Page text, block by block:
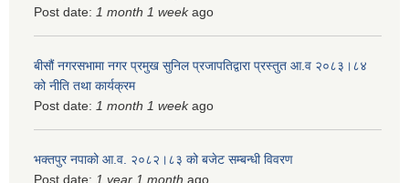
Post date: 1 month 1 weekago
बीसौं नगरसभामा नगर प्रमुख सुनिल प्रजापतिद्वारा प्रस्तुत आ.व‍ २०८३।८४
को नीति तथा कार्यक्रम
Post date: 1 month 1 weekago
भक्तपुर नपाको आ.व. २०८२।८३ को बजेट सम्बन्धी विवरण
Post date: 1 year 1 month ago